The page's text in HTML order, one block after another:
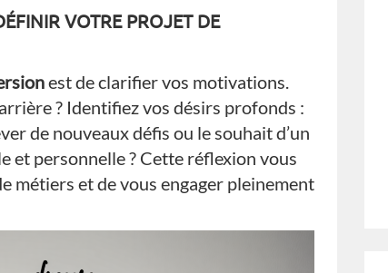
VOTRE PROJET DE
est de clarifier vos motivations.
? Identifiez vos désirs profonds :
de nouveaux défis ou le souhait d’un
et personnelle ? Cette réflexion vous
métiers et de vous engager pleinement